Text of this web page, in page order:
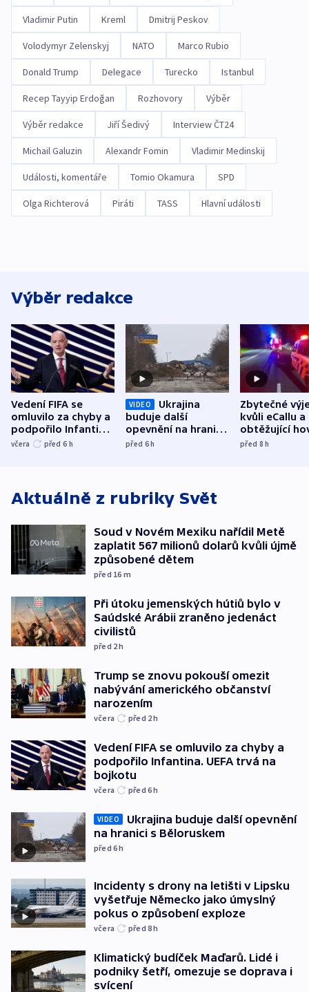
Vladimir Putin Kreml Dmitrij Peskov
Volodymyr Zelenskyj NATO Marco Rubio
Donald Trump Delegace Turecko Istanbul
Recep Tayyip Erdoğan Rozhovory Výběr
Výběr redakce Jiří Šedivý Interview ČT24
Michail Galuzin Alexandr Fomin Vladimir Medinskij
Události, komentáře Tomio Okamura SPD
Olga Richterová Piráti TASS Hlavní události
Výběr redakce
Vedení FIFA se
omluvilo za chyby a
podpořilo Infantina.
UEFA trvá na
včera před 6 h
VIDEO
Ukrajina
buduje další
opevnění na hranici
s Běloruskem
před 6h
Zbytečné
kvůli eCallu a
obtěžující
zdržují
před 8h
Aktuálně z rubriky Svět
Soud v Novém Mexiku nařídil Metě
zaplatit 567 milionů dolarů kvůli újmě
způsobené dětem
před 16 m
Při útoku jemenských hútiů bylo v
Saúdské Arábii zraněno jedenáct
civilistů
před 2h
Trump se znovu pokouší omezit
nabývání amerického občanství
narozením
včera před 2h
Vedení FIFA se omluvilo za chyby a
podpořilo Infantina. UEFA trvá na
bojkotu
včera před 6h
VIDEO
Ukrajina buduje další opevnění
na hranici s Běloruskem
před 6h
Incidenty s drony na letišti v Lipsku
vyšetřuje Německo jako úmyslný
pokus o způsobení exploze
včera před 8h
Klimatický budíček Maďarů. Lidé i
podniky šetří, omezuje se doprava i
svícení